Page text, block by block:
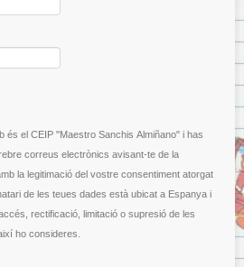
és el CEIP "Maestro Sanchis Almiñano" i has
correus electrònics avisant-te de la
la legitimació del vostre consentiment atorgat
rectificació, limitació o supresió de les
ho consideres.